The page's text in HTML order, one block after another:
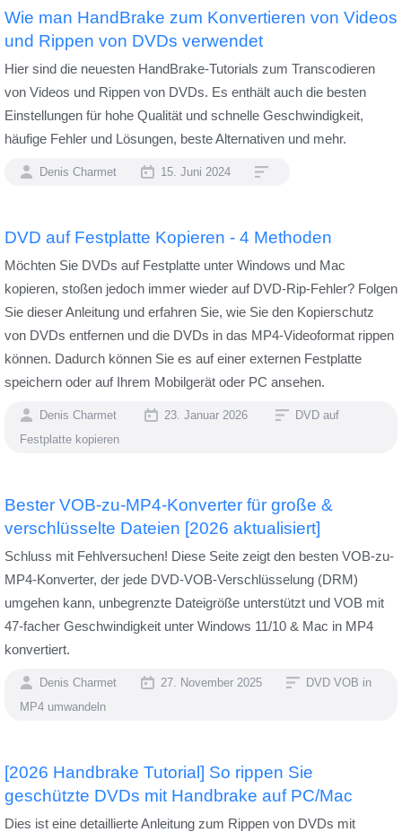
Wie man HandBrake zum Konvertieren von Videos
und Rippen von DVDs verwendet
Hier sind die neuesten HandBrake-Tutorials zum Transcodieren
von Videos und Rippen von DVDs. Es enthält auch die besten
Einstellungen für hohe Qualität und schnelle Geschwindigkeit,
häufige Fehler und Lösungen, beste Alternativen und mehr.
Denis Charmet 15. Juni 2024
DVD auf Festplatte Kopieren - 4 Methoden
Möchten Sie DVDs auf Festplatte unter Windows und Mac
kopieren, stoßen jedoch immer wieder auf DVD-Rip-Fehler? Folgen
Sie dieser Anleitung und erfahren Sie, wie Sie den Kopierschutz
von DVDs entfernen und die DVDs in das MP4-Videoformat rippen
können. Dadurch können Sie es auf einer externen Festplatte
speichern oder auf Ihrem Mobilgerät oder PC ansehen.
Denis Charmet 23. Januar 2026
DVD auf
Festplatte kopieren
Bester VOB-zu-MP4-Konverter für große &
verschlüsselte Dateien [2026 aktualisiert]
Schluss mit Fehlversuchen! Diese Seite zeigt den besten VOB-zu-
MP4-Konverter, der jede DVD-VOB-Verschlüsselung (DRM)
umgehen kann, unbegrenzte Dateigröße unterstützt und VOB mit
47-facher Geschwindigkeit unter Windows 11/10 & Mac in MP4
konvertiert.
Denis Charmet 27. November 2025
DVD VOB in
MP4 umwandeln
[2026 Handbrake Tutorial] So rippen Sie
geschützte DVDs mit Handbrake auf PC/Mac
Dies ist eine detaillierte Anleitung zum Rippen von DVDs mit